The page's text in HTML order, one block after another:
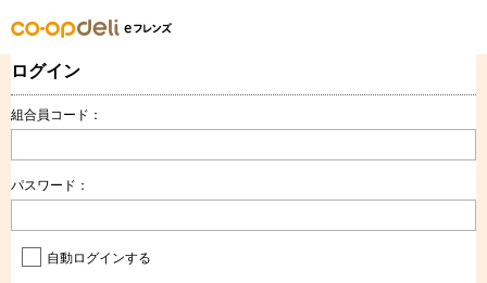
ログイン
組合員コード：
パスワード：
自動ログインする